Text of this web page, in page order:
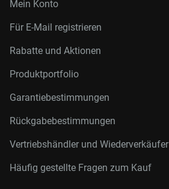
Mein Konto
Für E-Mail registrieren
Rabatte und Aktionen
Produktportfolio
Garantiebestimmungen
Rückgabebestimmungen
Vertriebshändler und Wiederverkäufer
Häufig gestellte Fragen zum Kauf